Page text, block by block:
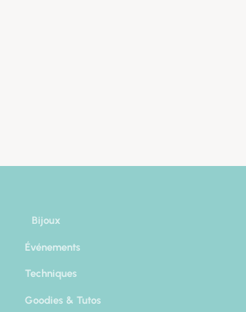
Bijoux
Événements
Techniques
Goodies & Tutos